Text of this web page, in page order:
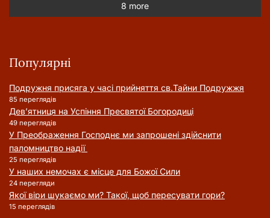
8 more
Популярні
Подружня присягa у часі прийняття cв.Тайни Подружжя
85 переглядів
Дев’ятниця на Успіння Пресвятої Богородиці
49 переглядів
У Преображення Господнє ми запрошені здійснити
паломництво надії
25 переглядів
У наших немочах є місце для Божої Сили
24 перегляди
Якої віри шукаємо ми? Такої, щоб пересувати гори?
15 переглядів